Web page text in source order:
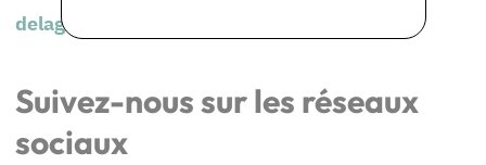
delagrainealarecolte@gmail.com
Suivez-nous sur les réseaux
sociaux